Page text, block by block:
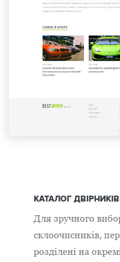
КАТАЛОГ ДВІРНИКІВ
Для зручного
склоочисників,
розділені на